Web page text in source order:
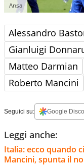
Ansa
Alessandro
Gianluigi
Matteo Darmian
Roberto Mancini
Seguici su: Google
Leggi anche:
Italia: ecco quando
Mancini, spunta il